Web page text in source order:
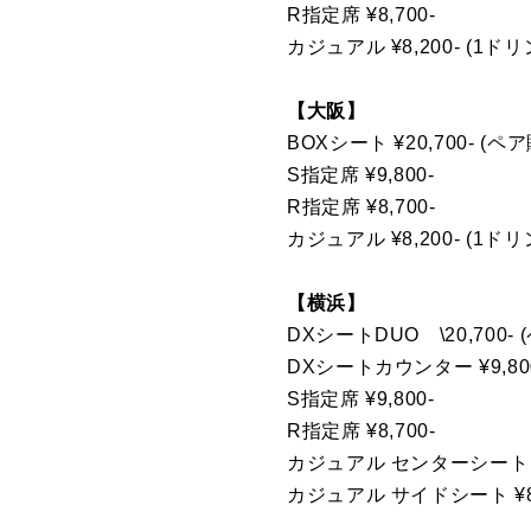
R指定席 ¥8,700-
カジュアル ¥8,200- (1ドリ
【大阪】
BOXシート ¥20,700- (ペア
S指定席 ¥9,800-
R指定席 ¥8,700-
カジュアル ¥8,200- (1ドリ
【横浜】
DXシートDUO \20,700- (
DXシートカウンター
S指定席 ¥9,800-
R指定席 ¥8,700-
カジュアル センターシー
カジュアル サイドシート